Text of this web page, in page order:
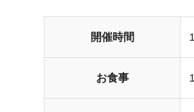
開催時間
お食事